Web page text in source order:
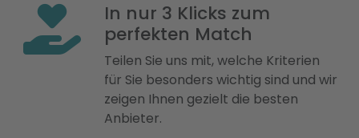
In nur 3 Klicks zum
perfekten Match
Teilen Sie uns mit, welche Kriterien
für Sie besonders wichtig sind und wir
zeigen Ihnen gezielt die besten
Anbieter.